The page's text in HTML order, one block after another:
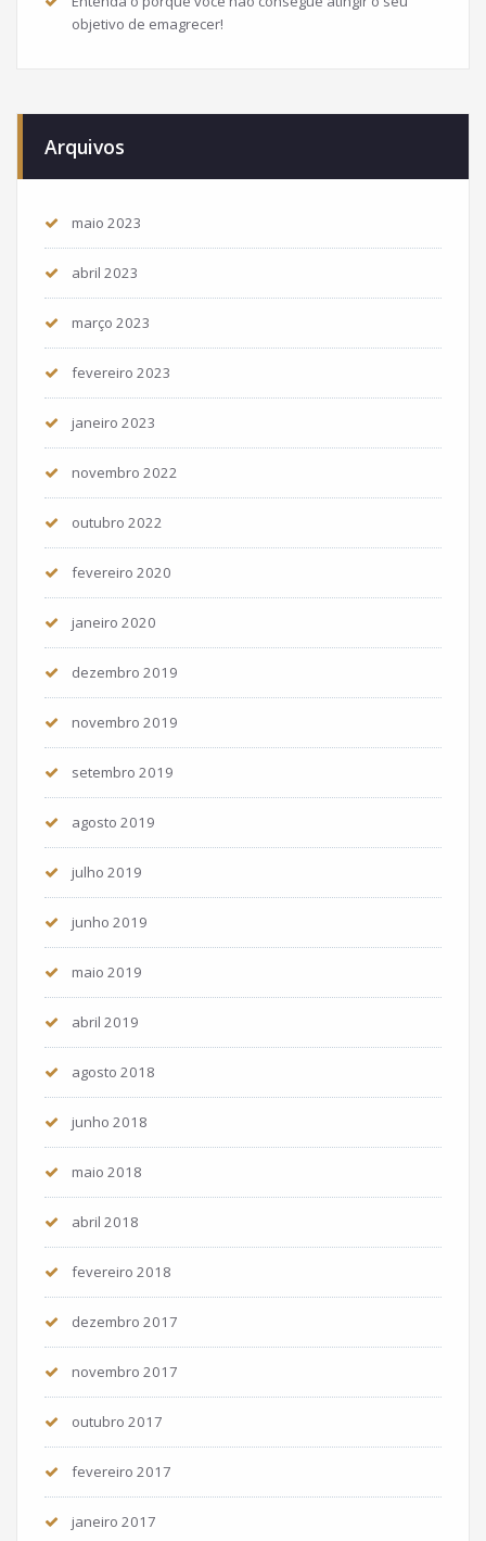
objetivo de emagrecer!
Arquivos
maio 2023
abril 2023
março 2023
fevereiro 2023
janeiro 2023
novembro 2022
outubro 2022
fevereiro 2020
janeiro 2020
dezembro 2019
novembro 2019
setembro 2019
agosto 2019
julho 2019
junho 2019
maio 2019
abril 2019
agosto 2018
junho 2018
maio 2018
abril 2018
fevereiro 2018
dezembro 2017
novembro 2017
outubro 2017
fevereiro 2017
janeiro 2017